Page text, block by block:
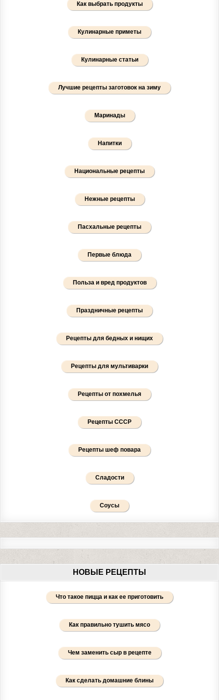
Как выбрать продукты
Кулинарные приметы
Кулинарные статьи
Лучшие рецепты заготовок на зиму
Маринады
Напитки
Национальные рецепты
Нежные рецепты
Пасхальные рецепты
Первые блюда
Польза и вред продуктов
Праздничные рецепты
Рецепты для бедных и нищих
Рецепты для мультиварки
Рецепты от похмелья
Рецепты СССР
Рецепты шеф повара
Сладости
Соусы
НОВЫЕ РЕЦЕПТЫ
Что такое пицца и как ее приготовить
Как правильно тушить мясо
Чем заменить сыр в рецепте
Как сделать домашние блины